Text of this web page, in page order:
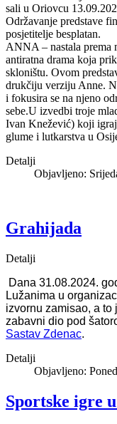
sali u Oriovcu
Održavanje predstave
posjetitelje besplatan.
ANNA – nastala prema
antiratna drama koja
skloništu. Ovom
drukčiju verziju Anne.
i fokusira se na njeno
sebe.U izvedbi troje
Ivan Knežević) koji
glume i lutkarstva u
Detalji
Objavljeno:
Grahijada
Detalji
Dana 31.08.2024.
Lužanima u
izvornu zamisao, a
zabavni dio pod
Sastav Zdenac.
Detalji
Objavljeno:
Sportske igre